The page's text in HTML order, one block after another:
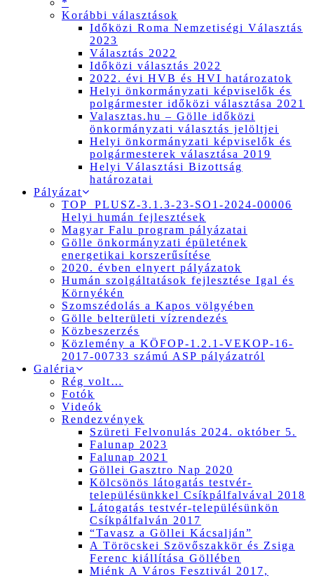
*
Korábbi választások
Időközi Roma Nemzetiségi Választás
2023
Választás 2022
Időközi választás 2022
2022. évi HVB és HVI határozatok
Helyi önkormányzati képviselők és
polgármester időközi választása 2021
Valasztas.hu – Gölle időközi
önkormányzati választás jelöltjei
Helyi önkormányzati képviselők és
polgármesterek választása 2019
Helyi Választási Bizottság
határozatai
Pályázat
TOP_PLUSZ-3.1.3-23-SO1-2024-00006
Helyi humán fejlesztések
Magyar Falu program pályázatai
Gölle önkormányzati épületének
energetikai korszerűsítése
2020. évben elnyert pályázatok
Humán szolgáltatások fejlesztése Igal és
Környékén
Szomszédolás a Kapos völgyében
Gölle belterületi vízrendezés
Közbeszerzés
Közlemény a KÖFOP-1.2.1-VEKOP-16-
2017-00733 számú ASP pályázatról
Galéria
Rég volt…
Fotók
Videók
Rendezvények
Szüreti Felvonulás 2024. október 5.
Falunap 2023
Falunap 2021
Göllei Gasztro Nap 2020
Kölcsönös látogatás testvér-
településünkkel Csíkpálfalvával 2018
Látogatás testvér-településünkön
Csíkpálfalván 2017
“Tavasz a Göllei Kácsalján”
A Töröcskei Szövőszakkör és Zsiga
Ferenc kiállítása Göllében
Miénk A Város Fesztivál 2017,